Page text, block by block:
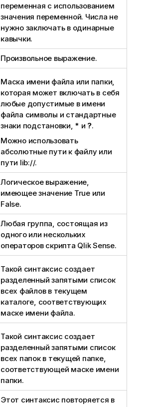
переменная с использованием
значения переменной. Числа не
нужно заключать в одинарные
кавычки.
Произвольное выражение.
Маска имени файла или папки,
которая может включать в себя
любые допустимые в имени
файла символы и стандартные
знаки подстановки, * и ?.
Можно использовать
абсолютные пути к файлу или
пути lib://.
Логическое выражение,
имеющее значение Trueили
False.
Любая группа, состоящая из
одного или нескольких
операторов скрипта Qlik Sense.
Такой синтаксис создает
разделенный запятыми список
всех файлов в текущем
каталоге, соответствующих
маске имени файла.
Такой синтаксис создает
разделенный запятыми список
всех папок в текущей папке,
соответствующей маске имени
папки.
Этот синтаксис повторяется в